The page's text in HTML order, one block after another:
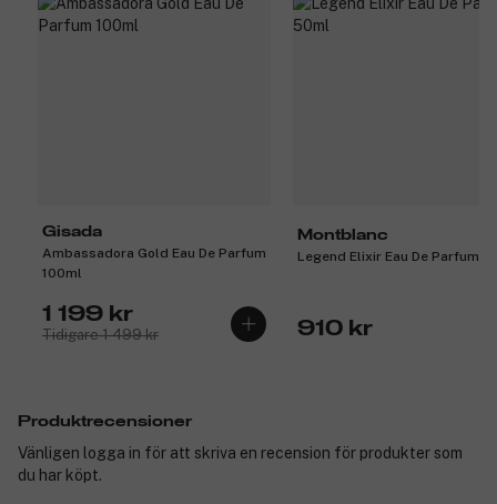
Gisada
Ambassadora Gold Eau De Parfum
100ml
1 199 kr
Tidigare 1 499 kr
Montblanc
Legend Elixir Eau De Parfum
910 kr
Produktrecensioner
Vänligen logga in för att skriva en recension för produkter som
du har köpt.